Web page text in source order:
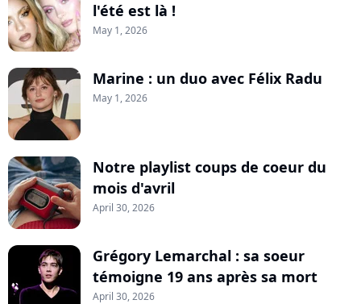
l'été est là !
May 1, 2026
Marine : un duo avec Félix Radu
May 1, 2026
Notre playlist coups de coeur du
mois d'avril
April 30, 2026
Grégory Lemarchal : sa soeur
témoigne 19 ans après sa mort
April 30, 2026